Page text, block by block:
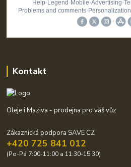
Kontakt
Oleje i Maziva - prodejna pro váš vůz
Zákaznická podpora SAVE CZ
+420 725 841 012
(Po-Pá 7:00-11:00 a 11:30-15:30)